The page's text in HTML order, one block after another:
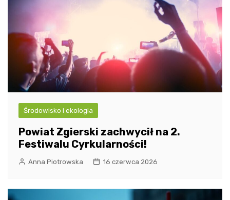
Środowisko i ekologia
Powiat Zgierski zachwycił na 2.
Festiwalu Cyrkularności!
Anna Piotrowska 16 czerwca 2026